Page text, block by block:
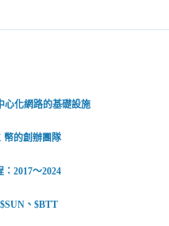
心化網路的基礎設施
幣的創辦團隊
2017～2024
、$BTT